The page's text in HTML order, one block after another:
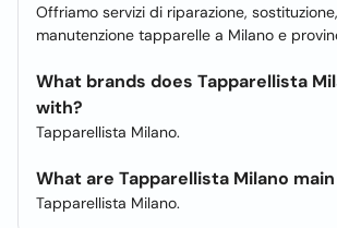
Offriamo servizi di riparazione,
manutenzione tapparelle a Milano e
What brands does Tapparellista
with?
Tapparellista Milano.
What are Tapparellista Milano
Tapparellista Milano.